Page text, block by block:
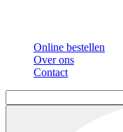
Online bestellen
Over ons
Contact